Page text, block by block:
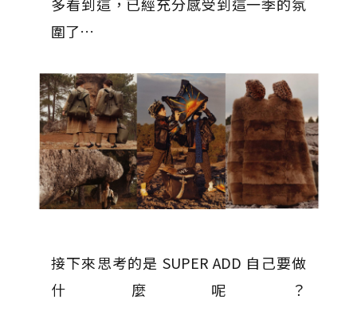
圍了…
接下來思考的是 SUPER ADD 自己要做
什麼呢？